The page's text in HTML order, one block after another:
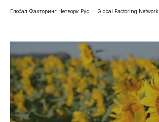
Глобал Факторинг Нетворк Рус Global Factoring Network